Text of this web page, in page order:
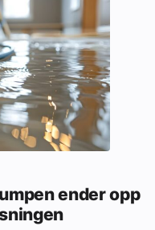
ender opp